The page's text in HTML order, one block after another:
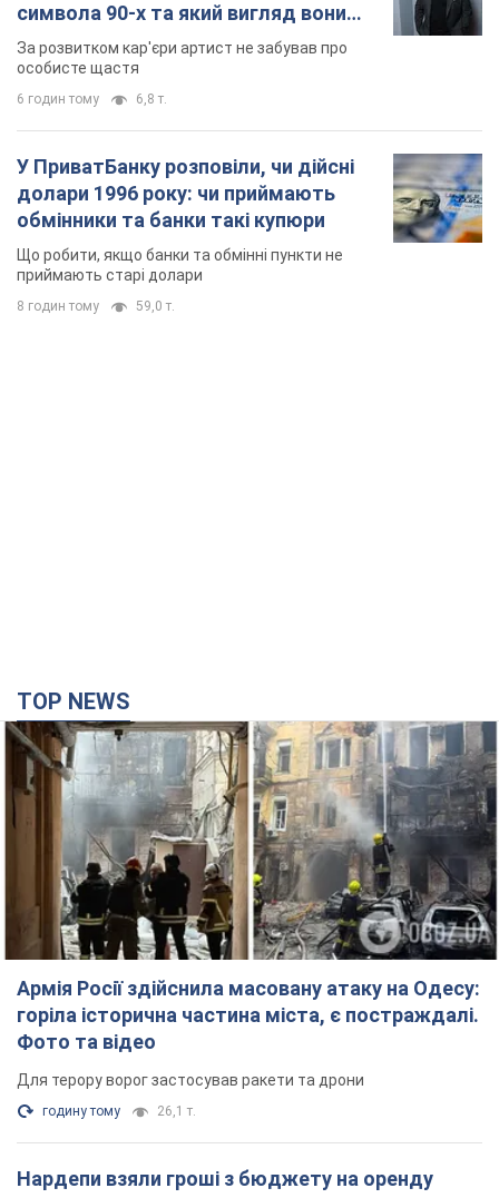
символа 90-х та який вигляд вони
мають
За розвитком кар'єри артист не забував про
особисте щастя
6 годин тому 6,8 т.
У ПриватБанку розповіли, чи дійсні
долари 1996 року: чи приймають
обмінники та банки такі купюри
Що робити, якщо банки та обмінні пункти не
приймають старі долари
8 годин тому 59,0 т.
TOP NEWS
Армія Росії здійснила масовану атаку на Одесу:
горіла історична частина міста, є постраждалі.
Фото та відео
Для терору ворог застосував ракети та дрони
годину тому 26,1 т.
Нардепи взяли гроші з бюджету на оренду